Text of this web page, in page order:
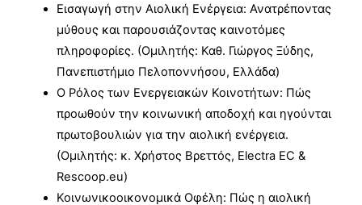
Εισαγωγή στην Αιολική Ενέργεια: Ανατρέποντας
μύθους και παρουσιάζοντας καινοτόμες
πληροφορίες. (Ομιλητής: Καθ. Γιώργος Ξύδης,
Πανεπιστήμιο Πελοποννήσου, Ελλάδα)
Ο Ρόλος των Ενεργειακών Κοινοτήτων: Πώς
προωθούν την κοινωνική αποδοχή και ηγούνται
πρωτοβουλιών για την αιολική ενέργεια.
(Ομιλητής: κ. Χρήστος Βρεττός, Electra EC &
Rescoop.eu)
Κοινωνικοοικονομικά Οφέλη: Πώς η αιολική